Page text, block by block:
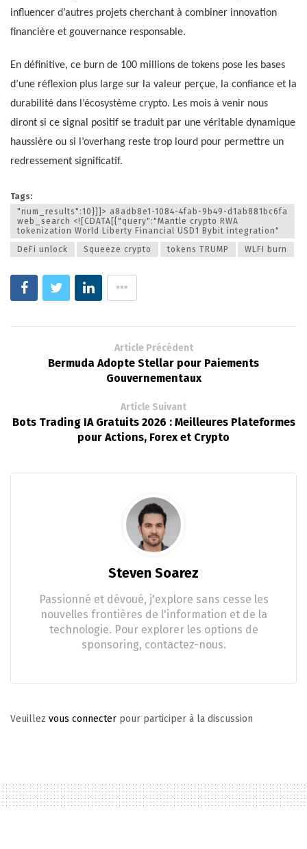
influencer d’autres projets cherchant à combiner innovation
financière et gouvernance responsable.
En définitive, ce burn de 100 millions de tokens pose les bases
d’une réflexion plus large sur la valeur perçue, la confiance et la
durabilité dans l’écosystème crypto. Les mois à venir nous
diront si ce signal positif se traduit par une véritable dynamique
haussière ou si l’overhang reste trop lourd pour permettre un
redressement significatif.
Tags:
"num_results":10}]]> a8adb8e1-1084-4fab-9b49-d1ab881bc6fa
web_search <![CDATA[{"query":"Mantle crypto RWA
tokenization World Liberty Financial USD1 Bybit integration"
DeFi unlock
Squeeze crypto tokens TRUMP WLFI burn
Article Précédent
Bermuda Adopte Stellar pour Paiements
Gouvernementaux
Article Suivant
Bots Trading IA Gratuits 2026 : Meilleures Plateformes
pour Actions, Forex et Crypto
Steven Soarez
Passionné et dévoué, j'explore sans cesse les
nouvelles frontières de l'information et de la
technologie. Pour explorer les options de
sponsoring, contactez-nous.
Veuillez vous connecter pour participer à la discussion